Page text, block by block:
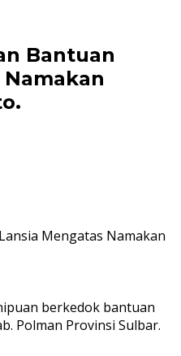
Bantuan
Mengatas Namakan
berkedok bantuan
Polman Provinsi Sulbar.